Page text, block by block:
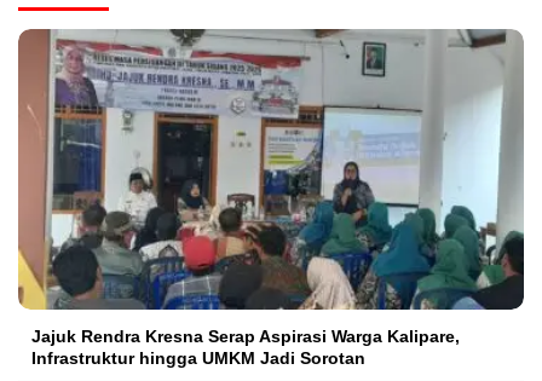
Jajuk Rendra Kresna Serap Aspirasi Warga Kalipare,
Infrastruktur hingga UMKM Jadi Sorotan